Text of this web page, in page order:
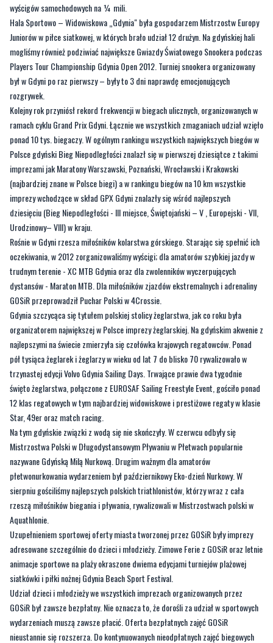
mogliśmy również podziwiać największe Gwiazdy Światowego Snookera podczas
Players Tour Championship Gdynia Open 2012. Turniej snookera organizowany
był w Gdyni po raz pierwszy – były to 3 dni naprawdę emocjonujących
rozgrywek.
Kolejny rok przyniósł rekord frekwencji w biegach ulicznych, organizowanych w
ramach cyklu Grand Prix Gdyni. Łącznie we wszystkich zmaganiach udział wzięło
ponad 10 tys. biegaczy. W ogólnym rankingu wszystkich największych biegów w
Polsce gdyński Bieg Niepodległości znalazł się w pierwszej dziesiątce z takimi
imprezami jak Maratony Warszawski, Poznański, Wrocławski i Krakowski
(najbardziej znane w Polsce biegi) a w rankingu biegów na 10 km wszystkie
imprezy wchodzące w skład GPX Gdyni znalazły się wśród najlepszych
dziesięciu (Bieg Niepodległości - III miejsce, Świętojański – V , Europejski - VII,
Urodzinowy– VIII) w kraju.
Rośnie w Gdyni rzesza miłośników kolarstwa górskiego. Starając się spełnić ich
oczekiwania, w 2012 zorganizowaliśmy wyścigi; dla amatorów szybkiej jazdy w
trudnym terenie - XC MTB Gdynia oraz dla zwolenników wyczerpujących
dystansów - Maraton MTB. Dla miłośników zjazdów ekstremalnych i adrenaliny
GOSiR przeprowadził Puchar Polski w 4Crossie.
Gdynia szczycąca się tytułem polskiej stolicy żeglarstwa, jak co roku była
organizatorem największej w Polsce imprezy żeglarskiej. Na gdyńskim akwenie z
najlepszymi na świecie zmierzyła się czołówka krajowych regatowców. Ponad
pół tysiąca żeglarek i żeglarzy w wieku od lat 7 do blisko 70 rywalizowało w
trzynastej edycji Volvo Gdynia Sailing Days. Trwające prawie dwa tygodnie
święto żeglarstwa, połączone z EUROSAF Sailing Freestyle Event, gościło ponad
12 klas regatowych w tym najbardziej widowiskowe i prestiżowe regaty w klasie
Star, 49er oraz match racing.
Na tym gdyńskie związki z wodą się nie skończyły. W czerwcu odbyły się
Mistrzostwa Polski w Długodystansowym Pływaniu w Płetwach popularnie
nazywane Gdyńską Milą Nurkową. Drugim ważnym dla amatorów
płetwonurkowania wydarzeniem był październikowy Eko-dzień Nurkowy. W
sierpniu gościliśmy najlepszych polskich triathlonistów, którzy wraz z cała
rzeszą miłośników biegania i pływania, rywalizowali w Mistrzostwach polski w
Aquathlonie.
Uzupełnieniem sportowej oferty miasta tworzonej przez GOSiR były imprezy
adresowane szczególnie do dzieci i młodzieży. Zimowe Ferie z GOSiR oraz letnie
animacje sportowe na plaży okraszone dwiema edycjami turniejów plażowej
siatkówki i piłki nożnej Gdynia Beach Sport Festival.
Udział dzieci i młodzieży we wszystkich imprezach organizowanych przez
GOSiR był zawsze bezpłatny. Nie oznacza to, że dorośli za udział w sportowych
wydarzeniach muszą zawsze płacić. Oferta bezpłatnych zajęć GOSiR
nieustannie się rozszerza. Do kontynuowanych nieodpłatnych zajęć biegowych
BiegamBoLubię oraz środowych spotkań Nordic Walking dołączono w tym roku
zajęcia z Jogi i sesje Tai Chi. Na stałe do kalendarza tych cyklicznych zajęć
wkraczają spotkania rowerowe i od nowego roku dla najstarszych zwolenników